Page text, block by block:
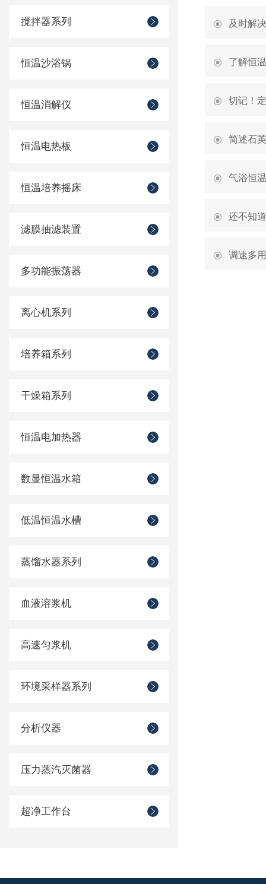
搅拌器系列
恒温沙浴锅
恒温消解仪
恒温电热板
恒温培养摇床
滤膜抽滤装置
多功能振荡器
离心机系列
培养箱系列
干燥箱系列
恒温电加热器
数显恒温水箱
低温恒温水槽
蒸馏水器系列
血液溶浆机
高速匀浆机
环境采样器系列
分析仪器
压力蒸汽灭菌器
超净工作台
及时解
了解恒
切记！
简述石
气浴恒
还不知
调速多